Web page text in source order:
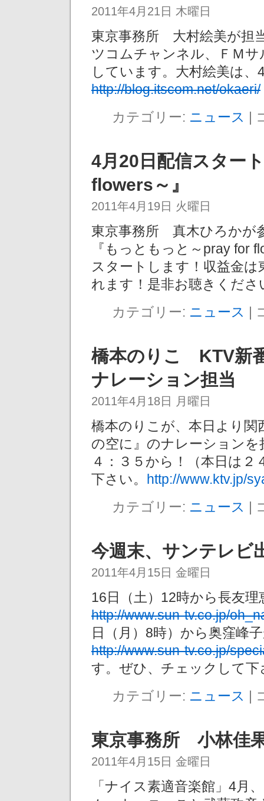
2011年4月21日 木曜日
東京事務所 大村絵美が担
ツコムチャンネル、ＦＭ
しています。大村絵美は
http://blog.itscom.net/okaeri/
カテゴリー: ニュース |
4月20日配信スター
flowers～』
2011年4月19日 火曜日
東京事務所 真木ひろかが
『もっともっと～pray for
スタートします！収益金
れます！是非お聴きくださ
カテゴリー: ニュース |
橋本のりこ KTV新
ナレーション担当
2011年4月18日 月曜日
橋本のりこが、本日より
の空に』のナレーション
４：３５から！（本日は
下さい。 http://www.ktv.jp/
カテゴリー: ニュース |
今週末、サンテレビ
2011年4月15日 金曜日
16日（土）12時から長友
http://www.sun-tv.co.jp/
日（月）8時）から奥窪峰
http://www.sun-tv.co.jp/
す。ぜひ、チェックして下
カテゴリー: ニュース |
東京事務所 小林佳
2011年4月15日 金曜日
「ナイス素適音楽館」4月